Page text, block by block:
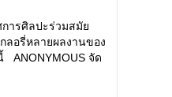
ารศิลปะร่วมสมัย
ลอรี่หลายผลงานของ
ANONYMOUS จัด